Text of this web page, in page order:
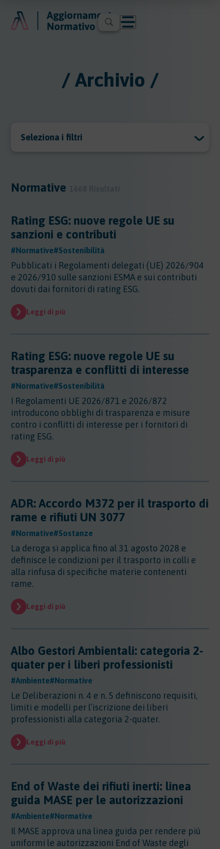
/ Archivio /
Seleziona i filtri
Altri Settori
Altri Settori
Altri Settori - Beni culturali
Altri Settori - Formazione
Altri Settori - Giurisprudenza
Altri Settori - Salute
Ambiente
Ambiente - Acque
Ambiente - Suolo
Ambiente - Rifiuti/SISTRI/RAEE
Ambiente - Inquinamento Elettromagnetico
Ambiente - Inquinamento Acustico
AUA
Ambiente - Rifiuti/RENTRI
Approfondimenti
Certificazioni
Certificazioni - Ecolabel/LCA
Certificazioni - Qualità
Certificazioni - Sicurezza
Certificazioni - CSR
Contributi
Documenti
Documenti
Edilizia
Edilizia
Energia
Energia
Evidenza
Notizie
Notizie
Regioni - Abruzzo
Regioni - Basilicata
Regioni - Calabria
Regioni - Campania
Regioni - Friuli Venezia Giulia
Regioni - Lombardia
Regioni - Marche
Regioni - Molise
Regioni - Piemonte
Regioni - Puglia
Regioni - Sardegna
Regioni - Sicilia
Regioni - Trentino Alto Adige
Sentenze
Sentenze
Sicurezza
Sicurezza - Apparecchi Sollevamento
Sicurezza - Rischio chimico
Sicurezza - Rischio cancerogeno/mutageno
Sicurezza - Stress Lavoro-Correlato
Sicurezza - Seveso
Sicurezza - Prevenzione incendi
Sicurezza - Rumore
Sicurezza - Radiazioni ottiche
Sicurezza - Covid 19
Sostanze
Sostanze - Trasporto Merci
Sostanze - Schede di Sicurezza
Sostanze - GHS/CLP/REACH
Sostenibilità
Trasporti
Normative
Rating ESG: nuove regole UE su
sanzioni e contributi
#Normative#Sostenibilità
Pubblicati i Regolamenti delegati (UE) 2026/904
e 2026/910 sulle sanzioni ESMA e sui contributi
dovuti dai fornitori di rating ESG.
Leggi di più
Rating ESG: nuove regole UE su
trasparenza e conflitti di interesse
#Normative#Sostenibilità
I Regolamenti UE 2026/871 e 2026/872
introducono obblighi di trasparenza e misure
contro i conflitti di interesse per i fornitori di
rating ESG.
Leggi di più
ADR: Accordo M372 per il trasporto di
rame e rifiuti UN 3077
#Normative#Sostanze
La deroga si applica fino al 31 agosto 2028 e
definisce le condizioni per il trasporto in colli e
alla rinfusa di specifiche materie contenenti
rame.
Leggi di più
Albo Gestori Ambientali: categoria 2-
quater per i liberi professionisti
#Ambiente#Normative
Le Deliberazioni n. 4 e n. 5 definiscono requisiti,
limiti e modelli per l’iscrizione dei liberi
professionisti alla categoria 2-quater.
Leggi di più
End of Waste dei rifiuti inerti: linea
guida MASE per le autorizzazioni
#Ambiente#Normative
Il MASE approva una linea guida per rendere più
uniformi le autorizzazioni End of Waste degli